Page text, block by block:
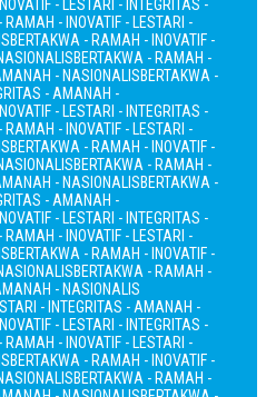
- LESTARI - INTEGRITAS -
RAMAH - INOVATIF - LESTARI -
BERTAKWA - RAMAH - INOVATIF -
BERTAKWA - RAMAH -
- NASIONALISBERTAKWA -
- AMANAH -
- LESTARI - INTEGRITAS -
RAMAH - INOVATIF - LESTARI -
BERTAKWA - RAMAH - INOVATIF -
BERTAKWA - RAMAH -
- NASIONALISBERTAKWA -
- AMANAH -
- LESTARI - INTEGRITAS -
RAMAH - INOVATIF - LESTARI -
BERTAKWA - RAMAH - INOVATIF -
BERTAKWA - RAMAH -
- NASIONALIS
- INTEGRITAS - AMANAH -
- LESTARI - INTEGRITAS -
RAMAH - INOVATIF - LESTARI -
BERTAKWA - RAMAH - INOVATIF -
BERTAKWA - RAMAH -